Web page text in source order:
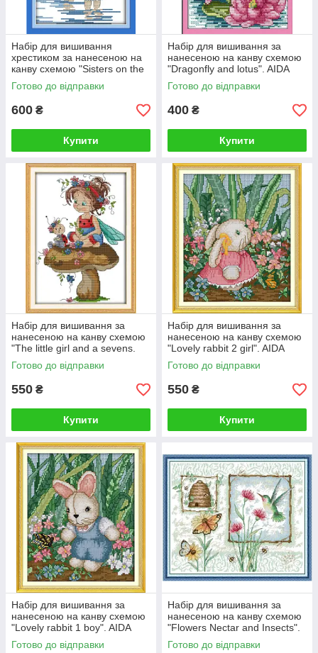
Набір для вишивання
хрестиком за нанесеною на
канву схемою "Sisters on the
beach". (AIDA 14CT
printed,19*27 см)
Готово до відправки
600 ₴
Купити
Набір для вишивання за
нанесеною на канву схемою
"Dragonfly and lotus". AIDA
14CT printed, 16*20 см
Готово до відправки
400 ₴
Купити
Набір для вишивання за
нанесеною на канву схемою
"The little girl and a sevens.
AIDA 14CT printed, 22*32 см
Готово до відправки
550 ₴
Купити
Набір для вишивання за
нанесеною на канву схемою
"Lovely rabbit 2 girl". AIDA
14CT printed 21*27 см
Готово до відправки
550 ₴
Купити
Набір для вишивання за
нанесеною на канву схемою
"Lovely rabbit 1 boy". AIDA
14CT printed 21*27 см
Готово до відправки
Набір для вишивання за
нанесеною на канву схемою
"Flowers Nectar and Insects".
AIDA 14CT printed 38*33 см
Готово до відправки